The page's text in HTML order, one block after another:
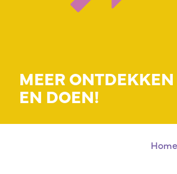
MEER ONTDEKKEN
EN DOEN!
Home